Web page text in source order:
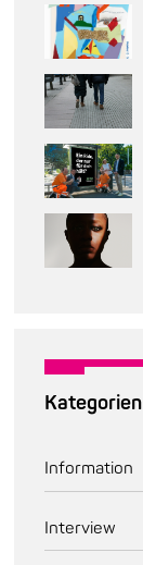
Kategorien
Information
Interview